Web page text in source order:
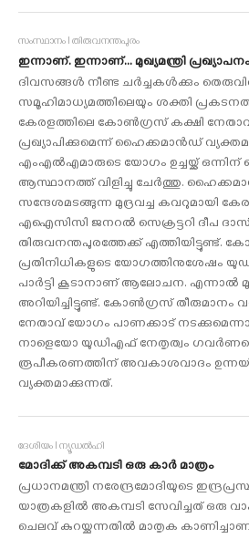
സംസ്ഥാനം l തിരുവനന്തപുരം
ഇന്നാണ്. ഇന്നാണ്... മുഖ്യമന്ത്രി
ദിവസങ്ങൾ നീണ്ട ചർച്ചകൾക്കും
സമൂഹിമാധ്യമത്തിലെയും ശക്തി
കേരളത്തിലെ കോൺഗ്രസ് കക്ഷി
പ്രഖ്യാപിക്കുമെന്ന് ഹൈക്കമാൻഡ്
എംഎൽഎമാരുടെ യോഗം ഉച്ചയ്ക്ക് ഒന്നിന്
ആസ്ഥാനത്ത് വിളിച്ചു ചേർത്തു.
സന്ദേശമടങ്ങുന്ന മുദ്രവച്ച കവറുമായി
എഐസിസി ജനറൽ സെക്രട്ടറി ദീപ
തിരുവനന്തപുരത്തേക്ക് എത്തിയിട്ടുണ്ട്.
പ്രതിനിധികളുടെ യോഗത്തിനുശേഷം
പാർട്ടി കൂടാനാണ് ആലോചന. എന്നാൽ
അറിയിച്ചിട്ടുണ്ട്. കോൺഗ്രസ് തീരുമാനം
നേതാവ് യോഗം പാണക്കാട്
നാളെയോ യുഡിഎഫ് നേതൃത്വം ഗവർണറെ
രൂപീകരണത്തിന് അവകാശവാദം
വ്യക്തമാക്കുന്നത്.
ദേശീയം I ന്യൂഡൽഹി
മോദിക്ക് അകമ്പടി ഒരു കാർ മാത്രം
പ്രധാനമന്ത്രി നരേന്ദ്രമോദിയുടെ
യാത്രകളിൽ അകമ്പടി സേവിച്ചത് ഒരു
ചെലവ് കുറയ്ക്കുന്നതിൽ മാതൃക